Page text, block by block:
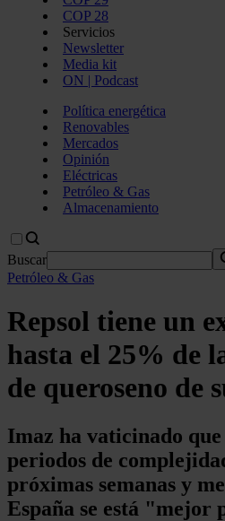
COP 28
Servicios
Newsletter
Media kit
ON | Podcast
Política energética
Renovables
Mercados
Opinión
Eléctricas
Petróleo & Gas
Almacenamiento
Buscar
Petróleo & Gas
Repsol tiene un
hasta el 25% de
de queroseno de
Imaz ha vaticinado
periodos de
próximas semanas y
España se está "mejor